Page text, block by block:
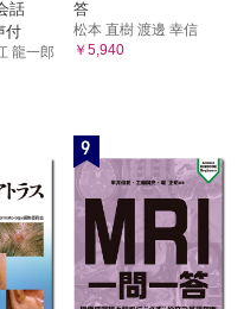
リコシド系抗菌薬）による
ペプチド系抗菌薬）による
スウイルス薬）による腎障
ン（β-ラクタム系抗菌
薬）による腎障害が疑わ
話
付
龍一郎
答
松本 直樹 渡邊 幸信
￥5,940
9